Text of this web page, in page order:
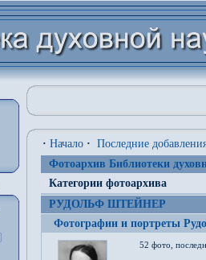
· Начало · Последние
Фотоархив Библиотеки
Категории фотоархива
РУДОЛЬФ ШТЕЙНЕР
Фотографии и портреты
52 фото,